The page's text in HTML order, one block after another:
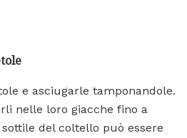
e asciugarle tamponandole.
nelle loro giacche fino a
del coltello può essere